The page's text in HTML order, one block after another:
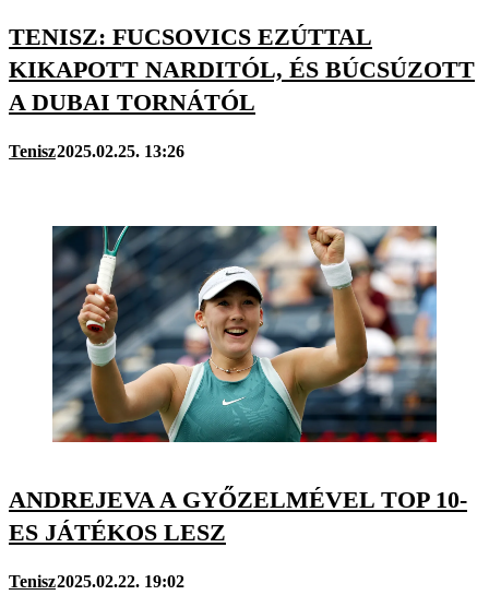
TENISZ: FUCSOVICS EZÚTTAL
KIKAPOTT NARDITÓL, ÉS BÚCSÚZOTT
A DUBAI TORNÁTÓL
Tenisz2025.02.25. 13:26
ANDREJEVA A GYŐZELMÉVEL TOP 10-
ES JÁTÉKOS LESZ
Tenisz2025.02.22. 19:02